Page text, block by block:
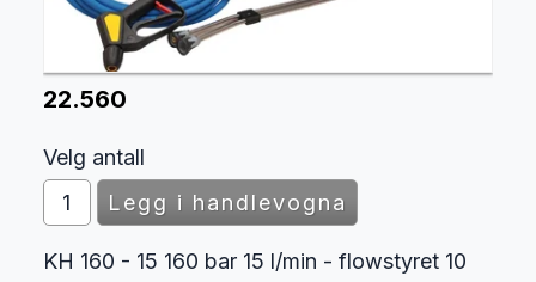
22.560
Velg antall
KH 160 - 15 160 bar 15 l/min - flowstyret 10